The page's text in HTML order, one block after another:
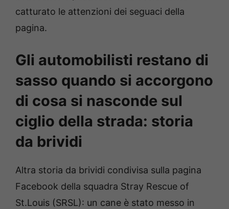
catturato le attenzioni dei seguaci della
pagina.
Gli automobilisti restano di
sasso quando si accorgono
di cosa si nasconde sul
ciglio della strada: storia
da brividi
Altra storia da brividi condivisa sulla pagina
Facebook della squadra Stray Rescue of
St.Louis (SRSL): un cane è stato messo in